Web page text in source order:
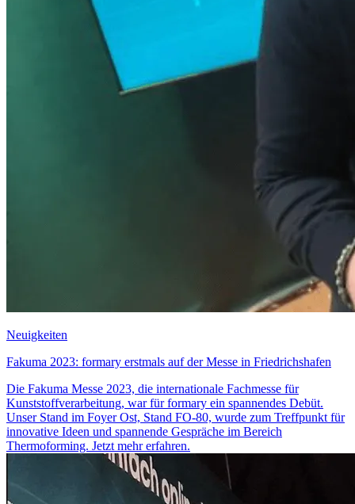
Neuigkeiten
Fakuma 2023: formary erstmals auf der Messe in Friedrichshafen
Die Fakuma Messe 2023, die internationale Fachmesse für
Kunststoffverarbeitung, war für formary ein spannendes Debüt.
Unser Stand im Foyer Ost, Stand FO-80, wurde zum Treffpunkt für
innovative Ideen und spannende Gespräche im Bereich
Thermoforming. Jetzt mehr erfahren.